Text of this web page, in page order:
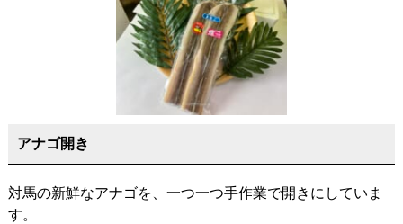
アナゴ開き
対馬の新鮮なアナゴを、一つ一つ手作業で開きにしていま
す。